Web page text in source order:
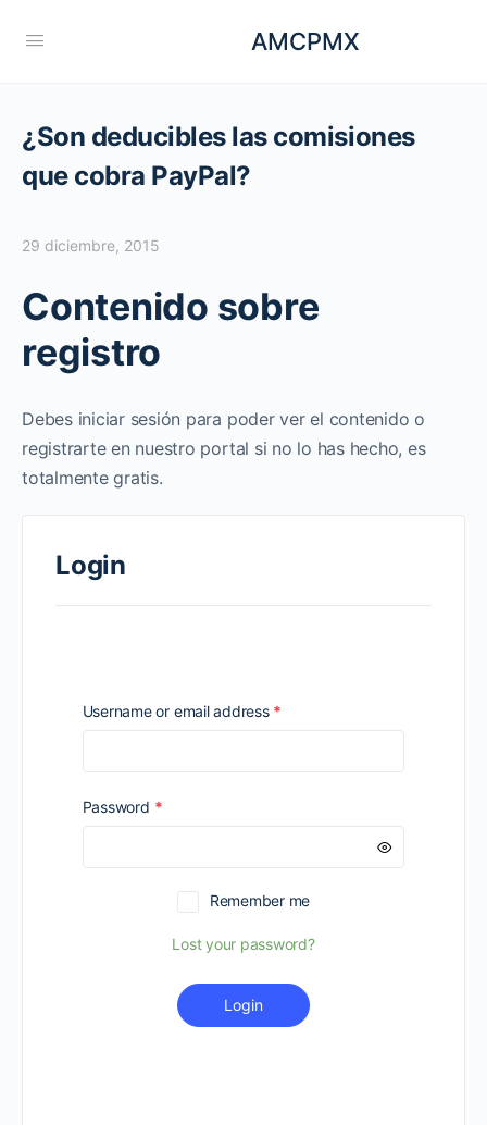
AMCPMX
¿Son deducibles las comisiones
que cobra PayPal?
29 diciembre, 2015
Contenido sobre
registro
Debes iniciar sesión para poder ver el contenido o
registrarte en nuestro portal si no lo has hecho, es
totalmente gratis.
Login
Username or email address *
Password *Required
Remember me
Lost your password?
Login